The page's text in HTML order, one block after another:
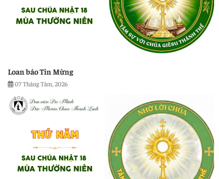
Loan báo Tin Mừng
07 Tháng Tám, 2026